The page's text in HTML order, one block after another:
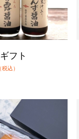
フト
税込）